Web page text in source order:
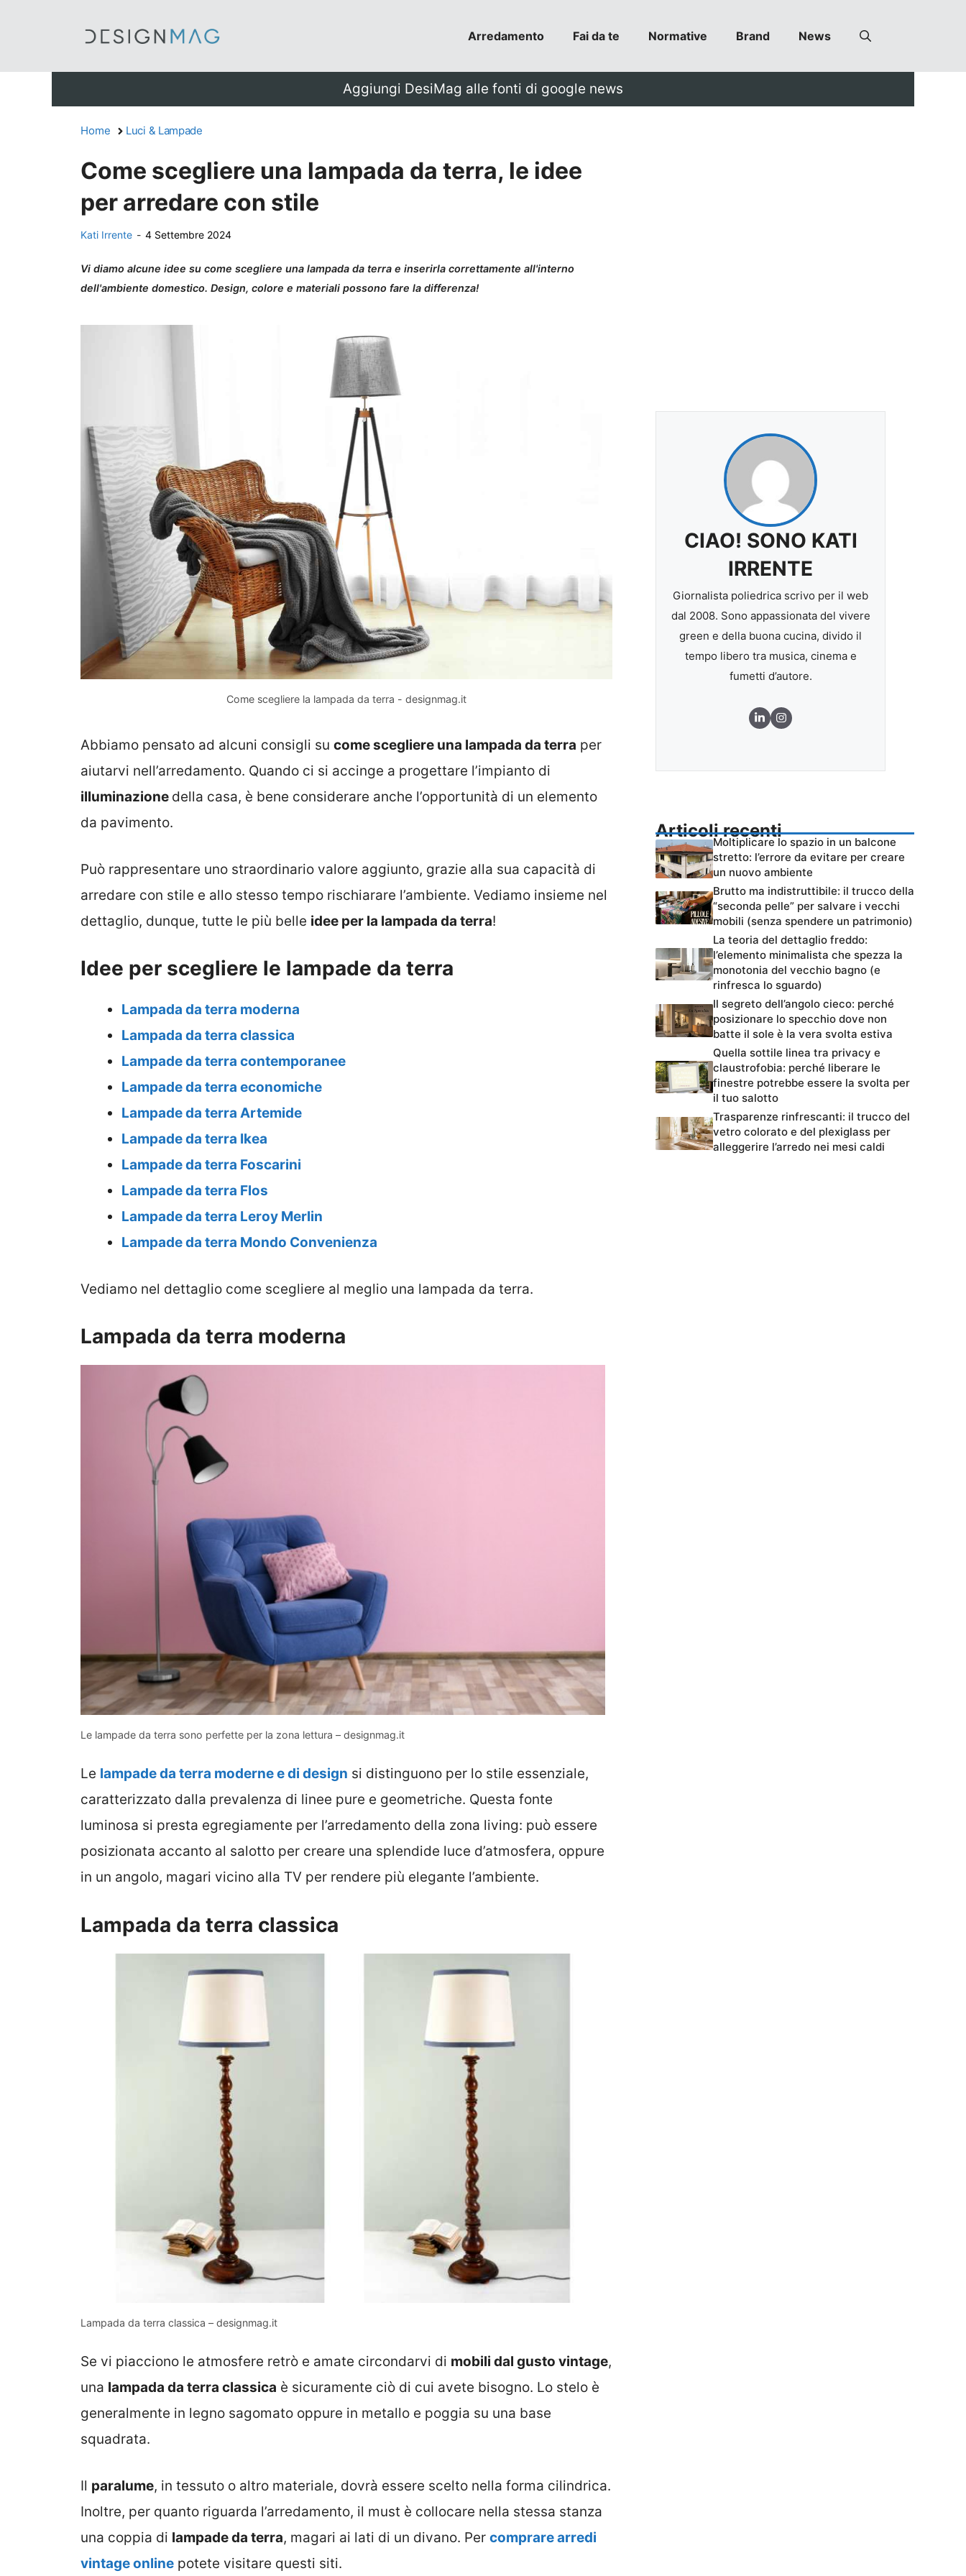
Arredamento Fai da te Normative Brand News
Aggiungi DesiMag alle fonti di google news
Home Luci & Lampade
Come scegliere una lampada da terra, le idee
per arredare con stile
Kati Irrente - 4 Settembre 2024
Vi diamo alcune idee su come scegliere una lampada da terra e inserirla correttamente all'interno
dell'ambiente domestico. Design, colore e materiali possono fare la differenza!
Come scegliere la lampada da terra - designmag.it
Abbiamo pensato ad alcuni consigli su come scegliere una lampada da terra per
aiutarvi nell’arredamento. Quando ci si accinge a progettare l’impianto di
illuminazione della casa, è bene considerare anche l’opportunità di un elemento
da pavimento.
Può rappresentare uno straordinario valore aggiunto, grazie alla sua capacità di
arredare con stile e allo stesso tempo rischiarare l’ambiente. Vediamo insieme nel
dettaglio, dunque, tutte le più belle idee per la lampada da terra!
Idee per scegliere le lampade da terra
Lampada da terra moderna
Lampada da terra classica
Lampade da terra contemporanee
Lampade da terra economiche
Lampade da terra Artemide
Lampade da terra Ikea
Lampade da terra Foscarini
Lampade da terra Flos
Lampade da terra Leroy Merlin
Lampade da terra Mondo Convenienza
Vediamo nel dettaglio come scegliere al meglio una lampada da terra.
Lampada da terra moderna
Le lampade da terra sono perfette per la zona lettura – designmag.it
Le lampade da terra moderne e di design si distinguono per lo stile essenziale,
caratterizzato dalla prevalenza di linee pure e geometriche. Questa fonte
luminosa si presta egregiamente per l’arredamento della zona living: può essere
posizionata accanto al salotto per creare una splendide luce d’atmosfera, oppure
in un angolo, magari vicino alla TV per rendere più elegante l’ambiente.
Lampada da terra classica
Lampada da terra classica – designmag.it
Se vi piacciono le atmosfere retrò e amate circondarvi di mobili dal gusto vintage,
una lampada da terra classica è sicuramente ciò di cui avete bisogno. Lo stelo è
generalmente in legno sagomato oppure in metallo e poggia su una base
squadrata.
Il paralume, in tessuto o altro materiale, dovrà essere scelto nella forma cilindrica.
Inoltre, per quanto riguarda l’arredamento, il must è collocare nella stessa stanza
una coppia di lampade da terra, magari ai lati di un divano. Per comprare arredi
vintage online potete visitare questi siti.
CIAO! SONO KATI
IRRENTE
Giornalista poliedrica scrivo per il web
dal 2008. Sono appassionata del vivere
green e della buona cucina, divido il
tempo libero tra musica, cinema e
fumetti d’autore.
Articoli recenti
Moltiplicare lo spazio in un balcone
stretto: l’errore da evitare per creare
un nuovo ambiente
Brutto ma indistruttibile: il trucco della
“seconda pelle” per salvare i vecchi
mobili (senza spendere un patrimonio)
La teoria del dettaglio freddo:
l’elemento minimalista che spezza la
monotonia del vecchio bagno (e
rinfresca lo sguardo)
Il segreto dell’angolo cieco: perché
posizionare lo specchio dove non
batte il sole è la vera svolta estiva
Quella sottile linea tra privacy e
claustrofobia: perché liberare le
finestre potrebbe essere la svolta per
il tuo salotto
Trasparenze rinfrescanti: il trucco del
vetro colorato e del plexiglass per
alleggerire l’arredo nei mesi caldi